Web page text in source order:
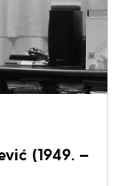
(1949. –